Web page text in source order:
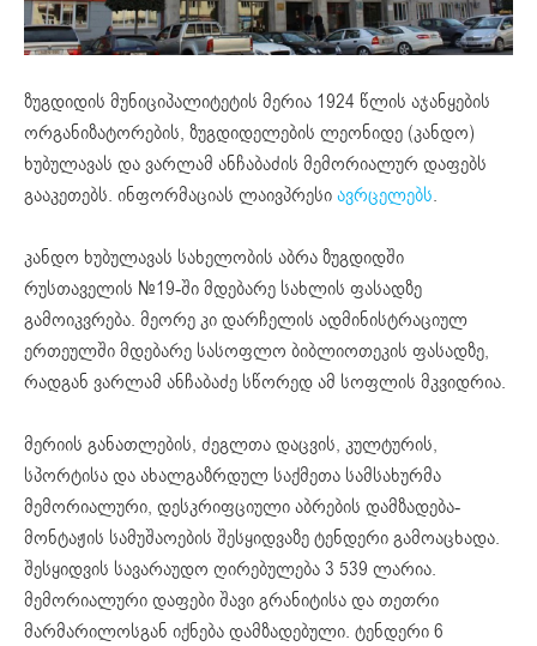
ზუგდიდის მუნიციპალიტეტის მერია 1924 წლის აჯანყების
ორგანიზატორების, ზუგდიდელების ლეონიდე (კანდო)
ხუბულავას და ვარლამ ანჩაბაძის მემორიალურ დაფებს
გააკეთებს. ინფორმაციას ლაივპრესიავრცელებს.
კანდო ხუბულავას სახელობის აბრა ზუგდიდში
რუსთაველის №19-ში მდებარე სახლის ფასადზე
გამოიკვრება. მეორე კი დარჩელის ადმინისტრაციულ
ერთეულში მდებარე სასოფლო ბიბლიოთეკის ფასადზე,
რადგან ვარლამ ანჩაბაძე სწორედ ამ სოფლის მკვიდრია.
მერიის განათლების, ძეგლთა დაცვის, კულტურის,
სპორტისა და ახალგაზრდულ საქმეთა სამსახურმა
მემორიალური, დესკრიფციული აბრების დამზადება-
მონტაჟის სამუშაოების შესყიდვაზე ტენდერი გამოაცხადა.
შესყიდვის სავარაუდო ღირებულება 3 539 ლარია.
მემორიალური დაფები შავი გრანიტისა და თეთრი
მარმარილოსგან იქნება დამზადებული. ტენდერი 6